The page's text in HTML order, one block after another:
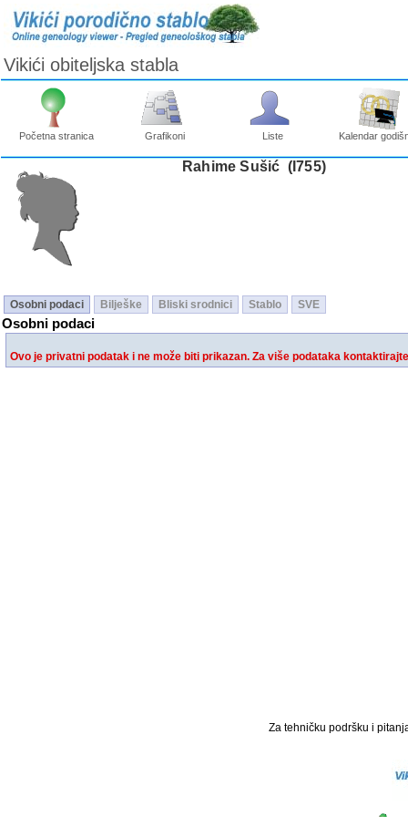
Vikići obiteljska stabla
Početna stranica Grafikoni Liste Kalendar
Rahime Sušić ‎(I755)‎
Osobni podaci Bilješke Bliski srodnici Stablo SVE
Osobni podaci
Ovo je privatni podatak i ne može biti prikazan. Za više podataka
Za tehničku podršku i